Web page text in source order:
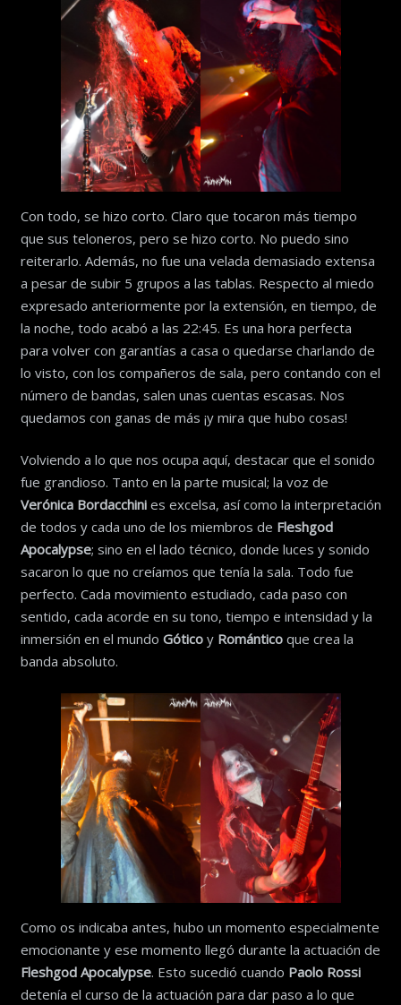
Con todo, se hizo corto. Claro que tocaron más tiempo
que sus teloneros, pero se hizo corto. No puedo sino
reiterarlo. Además, no fue una velada demasiado extensa
a pesar de subir 5 grupos a las tablas. Respecto al miedo
expresado anteriormente por la extensión, en tiempo, de
la noche, todo acabó a las 22:45. Es una hora perfecta
para volver con garantías a casa o quedarse charlando de
lo visto, con los compañeros de sala, pero contando con el
número de bandas, salen unas cuentas escasas. Nos
quedamos con ganas de más ¡y mira que hubo cosas!
Volviendo a lo que nos ocupa aquí, destacar que el sonido
fue grandioso. Tanto en la parte musical; la voz de
Verónica Bordacchinies excelsa, así como la interpretación
de todos y cada uno de los miembros de Fleshgod
Apocalypse; sino en el lado técnico, donde luces y sonido
sacaron lo que no creíamos que tenía la sala. Todo fue
perfecto. Cada movimiento estudiado, cada paso con
sentido, cada acorde en su tono, tiempo e intensidad y la
inmersión en el mundo Gótico y Romántico que crea la
banda absoluto.
Como os indicaba antes, hubo un momento especialmente
emocionante y ese momento llegó durante la actuación de
Fleshgod Apocalypse. Esto sucedió cuando Paolo Rossi
detenía el curso de la actuación para dar paso a lo que